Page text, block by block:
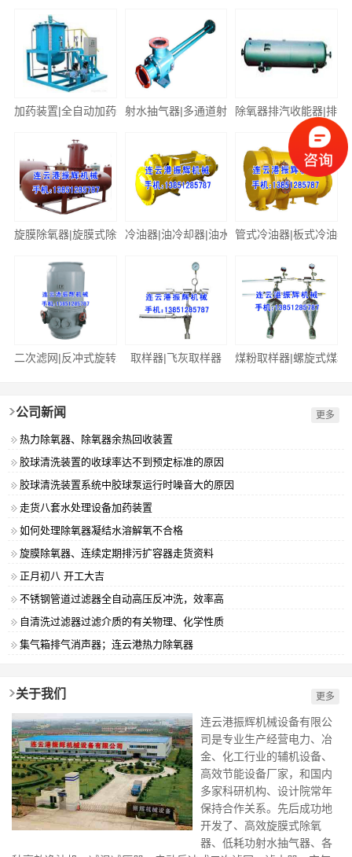
加药装置|全自动加药装置射水抽气器|多通道射水抽气器除氧器排汽收能器|排汽
旋膜除氧器|旋膜式除氧器冷油器|油冷却器|油水冷却器管式冷油器|板式冷油器
二次滤网|反冲式旋转二次滤网取样器|飞灰取样器 煤粉取样器|螺旋式煤粉
公司新闻 更多
热力除氧器、除氧器余热回收装置
胶球清洗装置的收球率达不到预定标准的原因
胶球清洗装置系统中胶球泵运行时噪音大的原因
走货八套水处理设备加药装置
如何处理除氧器凝结水溶解氧不合格
旋膜除氧器、连续定期排污扩容器走货资料
正月初八 开工大吉
不锈钢管道过滤器全自动高压反冲洗，效率高
自清洗过滤器过滤介质的有关物理、化学性质
集气箱排气消声器；连云港热力除氧器
关于我们 更多
连云港振辉机械设备有限公
司是专业生产经营电力、冶
金、化工行业的辅机设备、
高效节能设备厂家，和国内
多家科研机构、设计院常年
保持合作关系。先后成功地
开发了、高效旋膜式除氧
器、低耗功射水抽气器、各